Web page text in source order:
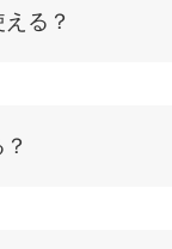
る？